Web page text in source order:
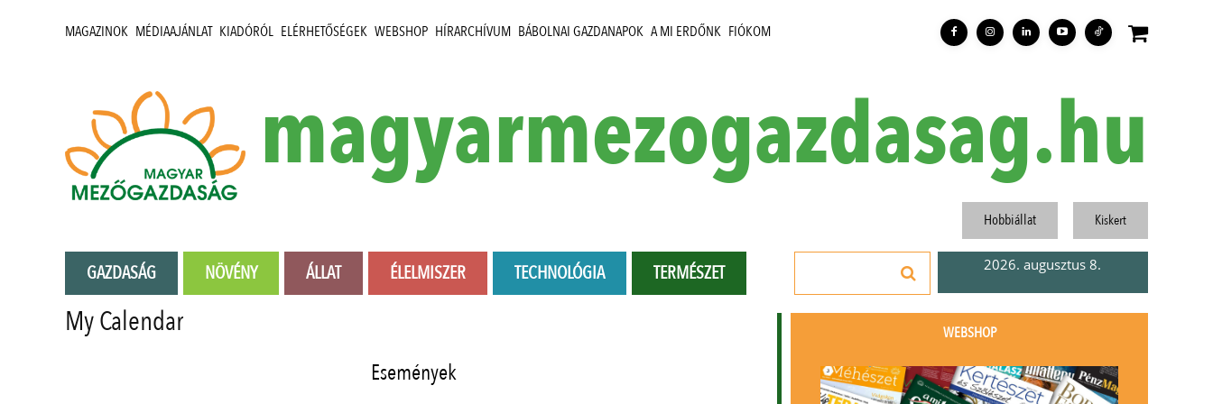
MAGAZINOK MÉDIAAJÁNLAT KIADÓRÓL ELÉRHETŐSÉGEK WEBSHOP HÍRARCHÍVUM BÁBOLNAI GAZDANAPOK A MI ERDŐNK FIÓKOM
magyarmezogazdasag.hu
GAZDASÁG NÖVÉNY ÁLLAT ÉLELMISZER TECHNOLÓGIA TERMÉSZET
Hobbiállat Kiskert
2026. augusztus 8.
My Calendar
Események
WEBSHOP